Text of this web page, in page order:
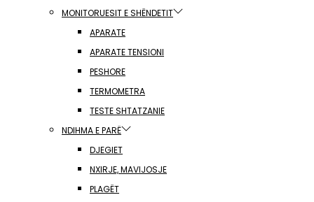
MONITORUESIT E SHËNDETIT
APARATE
APARATE TENSIONI
PESHORE
TERMOMETRA
TESTE SHTATZANIE
NDIHMA E PARË
DJEGIET
NXIRJE, MAVIJOSJE
PLAGËT